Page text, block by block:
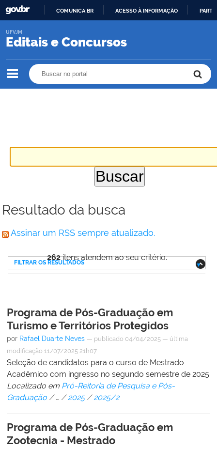
O
COMUNICA BR ACESSO À INFORMAÇÃO
Editais e Concursos
UFVJM
Resultado da busca
Assinar um RSS sempre atualizado.
262itens atendem ao seu critério.
FILTRAR OS RESULTADOS
Programa de Pós-Graduação em
Turismo e Territórios Protegidos
por Rafael Duarte Neves — publicado 04/04/2025 — última
modificação 11/07/2025 21h07
Seleção de candidatos para o curso de Mestrado
Acadêmico com ingresso no segundo semestre de 2025
Localizado em Pró-Reitoria de Pesquisa e Pós-
Graduação /… /2025 /2025/2
Programa de Pós-Graduação em
Zootecnia - Mestrado